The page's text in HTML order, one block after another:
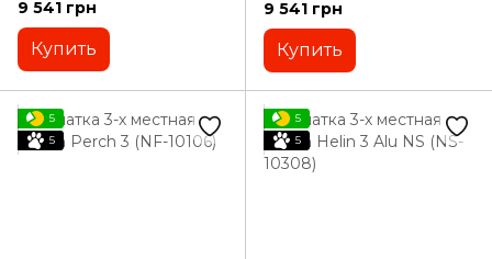
9 541 грн
Купить
9 541 грн
Купить
5
5
5
5